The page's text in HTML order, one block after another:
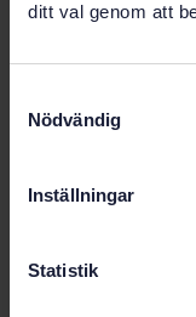
ditt val genom att
Nödvändig
Inställningar
Statistik
PDF